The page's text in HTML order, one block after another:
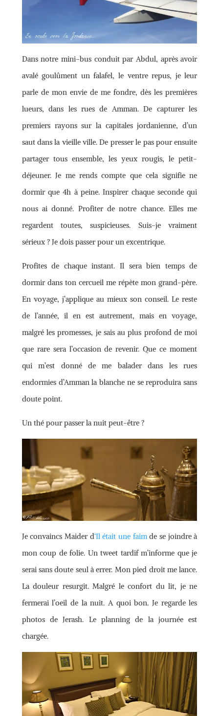
Dans notre mini-bus conduit par Abdul, après avoir
avalé goulûment un falafel, le ventre repus, je leur
parle de mon envie de me fondre, dès les premières
lueurs, dans les rues de Amman. De capturer les
premiers rayons sur la capitales jordanienne, d’un
saut dans la vieille ville. De presser le pas pour ensuite
partager tous ensemble, les yeux rougis, le petit-
déjeuner. Je me rends compte que cela signifie ne
dormir que 4h à peine. Inspirer chaque seconde qui
nous ai donné. Profiter de notre chance. Elles me
regardent toutes, suspicieuses. Suis-je vraiment
sérieux ? Je dois passer pour un excentrique.
Profites de chaque instant. Il sera bien temps de
dormir dans ton cercueil me répète mon grand-père.
En voyage, j’applique au mieux son conseil. Le reste
de l’année, il en est autrement, mais en voyage,
malgré les promesses, je sais au plus profond de moi
que rare sera l’occasion de revenir. Que ce moment
qui m’est donné de me balader dans les rues
endormies d’Amman la blanche ne se reproduira sans
doute point.
Un thé pour passer la nuit peut-être ?
Je convaincs Maider d‘Il était une faimde se joindre à
mon coup de folie. Un tweet tardif m’informe que je
serai sans doute seul à errer. Mon pied droit me lance.
La douleur resurgit. Malgré le confort du lit, je ne
fermerai l’oeil de la nuit. A quoi bon. Je regarde les
photos de Jerash. Le planning de la journée est
chargée.